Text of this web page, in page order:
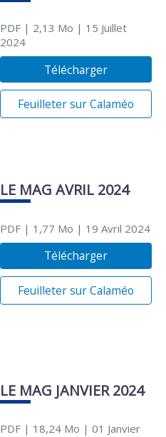
PDF| 2,13 Mo | 15 Juillet
2024
Télécharger
Feuilleter sur Calaméo
LE MAG AVRIL 2024
PDF| 1,77 Mo | 19 Avril 2024
Télécharger
Feuilleter sur Calaméo
LE MAG JANVIER 2024
PDF| 18,24 Mo | 01 Janvier